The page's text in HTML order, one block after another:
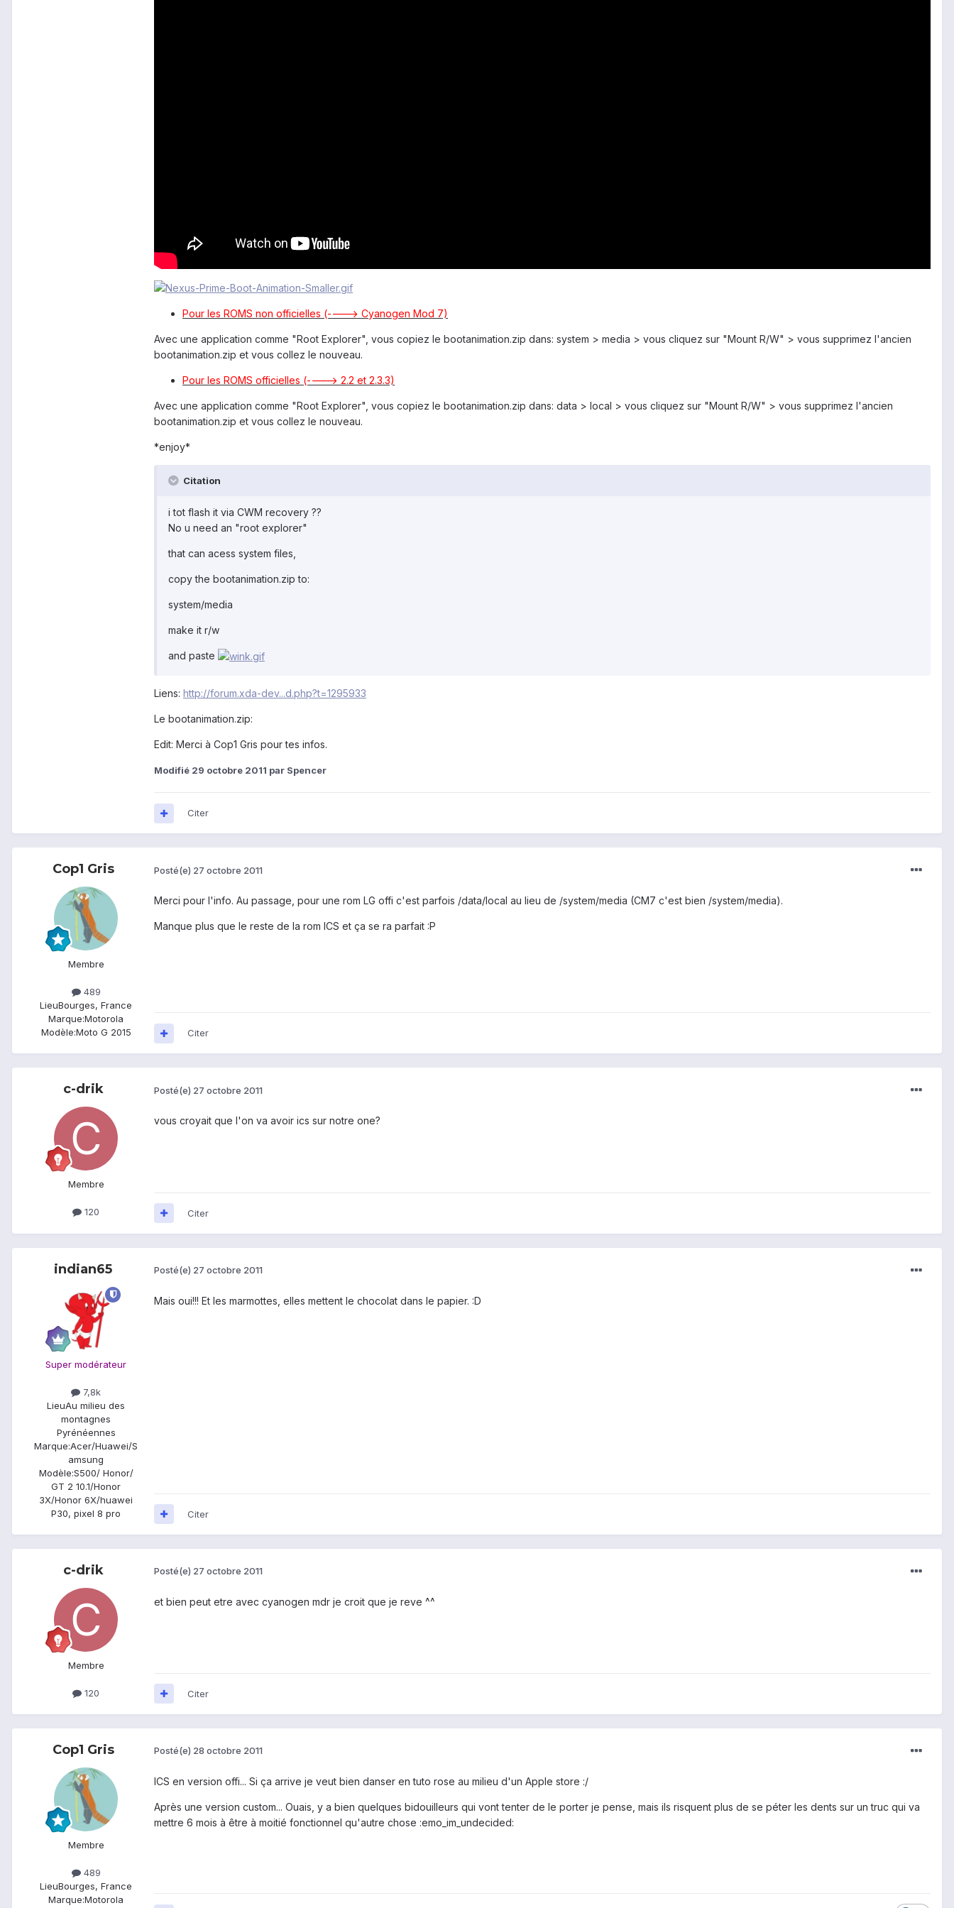
Pour les ROMS non officielles (----> Cyanogen Mod 7)
Avec une application comme "Root Explorer", vous copiez le bootanimation.zip dans: system > media > vous cliquez sur "Mount R/W" > vous supprimez l'ancien
bootanimation.zip et vous collez le nouveau.
Pour les ROMS officielles (----> 2.2 et 2.3.3)
Avec une application comme "Root Explorer", vous copiez le bootanimation.zip dans: data > local > vous cliquez sur "Mount R/W" > vous supprimez l'ancien
bootanimation.zip et vous collez le nouveau.
*enjoy*
Citation
i tot flash it via CWM recovery ??
No u need an "root explorer"
that can acess system files,
copy the bootanimation.zip to:
system/media
make it r/w
and paste
Liens: http://forum.xda-dev...d.php?t=1295933
Le bootanimation.zip:
Edit: Merci à Cop1 Gris pour tes infos.
Modifié 29 octobre 2011 par Spencer
Citer
Cop1 Gris
Membre
489
LieuBourges, France
Marque:Motorola
Modèle:Moto G 2015
Posté(e) 27 octobre 2011
Merci pour l'info. Au passage, pour une rom LG offi c'est parfois /data/local au lieu de /system/media (CM7 c'est bien /system/media).
Manque plus que le reste de la rom ICS et ça se ra parfait :P
Citer
c-drik
Membre
120
Posté(e) 27 octobre 2011
vous croyait que l'on va avoir ics sur notre one?
Citer
indian65
Super modérateur
7,8k
LieuAu milieu des
montagnes
Pyrénéennes
Marque:Acer/Huawei/S
amsung
Modèle:S500/ Honor/
GT 2 10.1/Honor
3X/Honor 6X/huawei
P30, pixel 8 pro
Posté(e) 27 octobre 2011
Mais oui!!! Et les marmottes, elles mettent le chocolat dans le papier. :D
Citer
c-drik
Membre
120
Posté(e) 27 octobre 2011
et bien peut etre avec cyanogen mdr je croit que je reve ^^
Citer
Cop1 Gris
Membre
489
LieuBourges, France
Marque:Motorola
Posté(e) 28 octobre 2011
ICS en version offi... Si ça arrive je veut bien danser en tuto rose au milieu d'un Apple store :/
Après une version custom... Ouais, y a bien quelques bidouilleurs qui vont tenter de le porter je pense, mais ils risquent plus de se péter les dents sur un truc qui va
mettre 6 mois à être à moitié fonctionnel qu'autre chose :emo_im_undecided: